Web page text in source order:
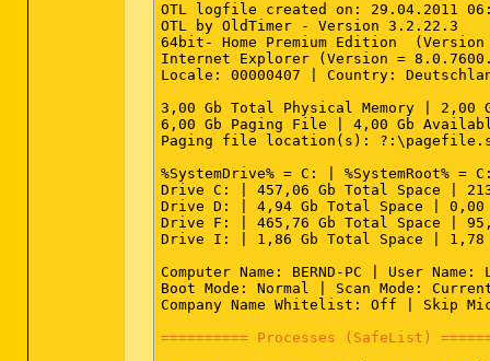
OTL logfile created on: 29.04.2011
OTL by OldTimer - Version 3.2.22.3
64bit- Home Premium Edition
Internet Explorer (Version =
Locale: 00000407 | Country:
3,00 Gb Total Physical Memory | 2,00
6,00 Gb Paging File | 4,00 Gb
Paging file location(s):
%SystemDrive% = C: | %SystemRoot%
Drive C: | 457,06 Gb Total Space |
Drive D: | 4,94 Gb Total Space | 0,00
Drive F: | 465,76 Gb Total Space |
Drive I: | 1,86 Gb Total Space | 1,78
Computer Name: BERND-PC | User
Boot Mode: Normal | Scan Mode:
Company Name Whitelist: Off | Skip
========== Processes (SafeList)